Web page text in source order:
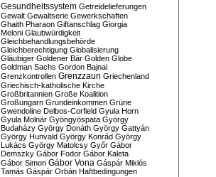
Gesundheitssystem Getreidelieferungen
Gewalt Gewaltserie Gewerkschaften
Ghaith Pharaon Giftanschlag Giorgia
Meloni Glaubwürdigkeit
Gleichbehandlungsbehörde
Gleichberechtigung Globalisierung
Gläubiger Goldener Bär Golden Globe
Goldman Sachs Gordon Bajnai
Grenzkontrollen Grenzzaun Griechenland
Griechisch-katholische Kirche
Großbritannien Große Koalition
Großungarn Grundeinkommen Grüne
Gwendoline Delbos-Corfield Gyula Horn
Gyula Molnár Gyöngyöspata György
Budaházy György Donáth György Gattyán
György Hunvald György Konrád György
Lukács György Matolcsy Győr Gábor
Demszky Gábor Fodor Gábor Kaleta
Gábor Simon Gábor Vona Gáspár Miklós
Tamás Gáspár Orbán Haftbedingungen